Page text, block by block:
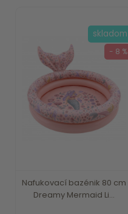
Nafukovací bazénik 80 cm
Dreamy Mermaid Li...
skladom
- 8 %